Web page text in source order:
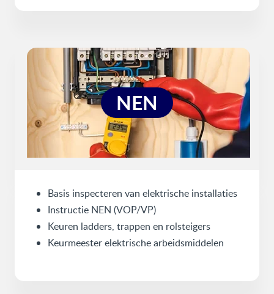
NEN
Basis inspecteren van elektrische installaties
Instructie NEN (VOP/VP)
Keuren ladders, trappen en rolsteigers
Keurmeester elektrische arbeidsmiddelen